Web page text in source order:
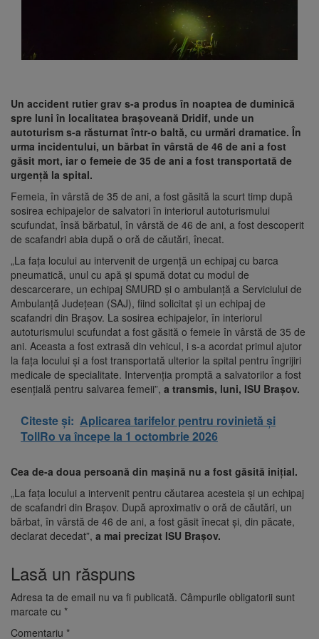
Un accident rutier grav s-a produs în noaptea de duminică
spre luni în localitatea brașoveană Dridif, unde un
autoturism s-a răsturnat într-o baltă, cu urmări dramatice. În
urma incidentului, un bărbat în vârstă de 46 de ani a fost
găsit mort, iar o femeie de 35 de ani a fost transportată de
urgență la spital.
Femeia, în vârstă de 35 de ani, a fost găsită la scurt timp după
sosirea echipajelor de salvatori în interiorul autoturismului
scufundat, însă bărbatul, în vârstă de 46 de ani, a fost descoperit
de scafandri abia după o oră de căutări, înecat.
„La fața locului au intervenit de urgență un echipaj cu barca
pneumatică, unul cu apă și spumă dotat cu modul de
descarcerare, un echipaj SMURD și o ambulanță a Serviciului de
Ambulanță Județean (SAJ), fiind solicitat și un echipaj de
scafandri din Brașov. La sosirea echipajelor, în interiorul
autoturismului scufundat a fost găsită o femeie în vârstă de 35 de
ani. Aceasta a fost extrasă din vehicul, i s-a acordat primul ajutor
la fața locului și a fost transportată ulterior la spital pentru îngrijiri
medicale de specialitate. Intervenția promptă a salvatorilor a fost
esențială pentru salvarea femeii”, a transmis, luni, ISU Brașov.
Citeste și: Aplicarea tarifelor pentru rovinietă și
TollRo va începe la 1 octombrie 2026
Cea de-a doua persoană din mașină nu a fost găsită inițial.
„La fața locului a intervenit pentru căutarea acesteia și un echipaj
de scafandri din Brașov. După aproximativ o oră de căutări, un
bărbat, în vârstă de 46 de ani, a fost găsit înecat și, din păcate,
declarat decedat”, a mai precizat ISU Brașov.
Lasă un răspuns
Adresa ta de email nu va fi publicată. Câmpurile obligatorii sunt
marcate cu *
Comentariu *